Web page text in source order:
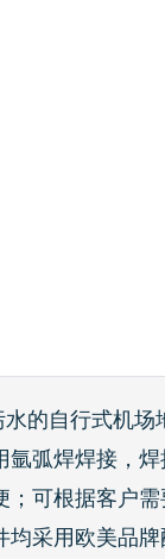
的自行式机
弧焊焊接，
可根据客户
采用欧美品